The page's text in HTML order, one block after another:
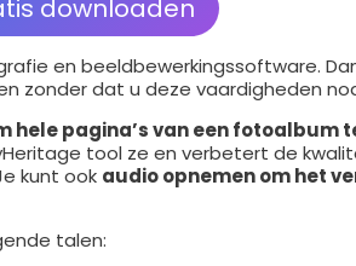
downloaden
en beeldbewerkingssoftware.
zonder dat u deze vaardigheden
pagina’s van een fotoalbum
tool ze en verbetert de
kunt ook audio opnemen om het
talen: